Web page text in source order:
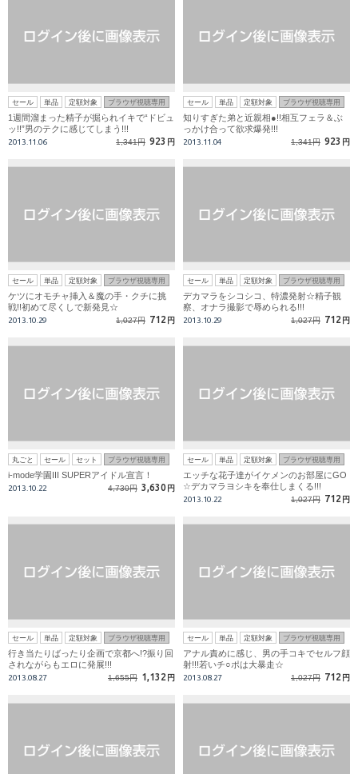
セール 単品 定額対象 ブラウザ視聴専用
1週間溜まった精子が掘られイキで“ドビュ
ッ!!”男のテクに感じてしまう!!!
2013.11.06 1,341円 923 円
セール 単品 定額対象 ブラウザ視聴専用
知りすぎた弟と近親相●!!相互フェラ＆ぶ
っかけ合って欲求爆発!!!
2013.11.04 1,341円 923 円
セール 単品 定額対象 ブラウザ視聴専用
ケツにオモチャ挿入＆魔の手・クチに挑
戦!!初めて尽くしで新発見☆
2013.10.29 1,027円 712 円
セール 単品 定額対象 ブラウザ視聴専用
デカマラをシコシコ、特濃発射☆精子観
察、オナラ撮影で辱められる!!!
2013.10.29 1,027円 712 円
丸ごと セール セット ブラウザ視聴専用
i-mode学園III SUPERアイドル宣言！
2013.10.22 4,730円 3,630 円
セール 単品 定額対象 ブラウザ視聴専用
エッチな花子達がイケメンのお部屋にGO
☆デカマラヨシキを奉仕しまくる!!!
2013.10.22 1,027円 712 円
セール 単品 定額対象 ブラウザ視聴専用
行き当たりばったり企画で京都へ!?振り回
されながらもエロに発展!!!
2013.08.27 1,655円 1,132 円
セール 単品 定額対象 ブラウザ視聴専用
アナル責めに感じ、男の手コキでセルフ顔
射!!!若いチ○ポは大暴走☆
2013.08.27 1,027円 712 円